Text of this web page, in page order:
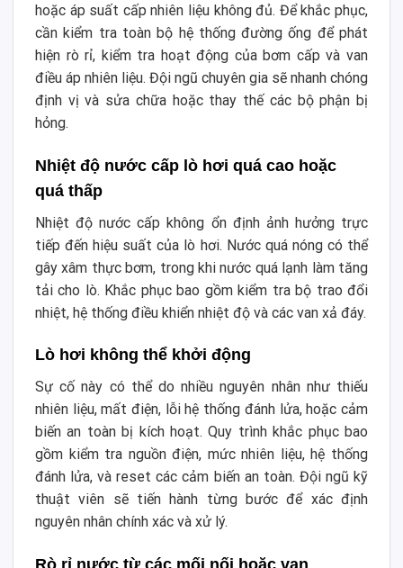
hoặc áp suất cấp nhiên liệu không đủ. Để khắc phục,
cần kiểm tra toàn bộ hệ thống đường ống để phát
hiện rò rỉ, kiểm tra hoạt động của bơm cấp và van
điều áp nhiên liệu. Đội ngũ chuyên gia sẽ nhanh chóng
định vị và sửa chữa hoặc thay thế các bộ phận bị
hỏng.
Nhiệt độ nước cấp lò hơi quá cao hoặc
quá thấp
Nhiệt độ nước cấp không ổn định ảnh hưởng trực
tiếp đến hiệu suất của lò hơi. Nước quá nóng có thể
gây xâm thực bơm, trong khi nước quá lạnh làm tăng
tải cho lò. Khắc phục bao gồm kiểm tra bộ trao đổi
nhiệt, hệ thống điều khiển nhiệt độ và các van xả đáy.
Lò hơi không thể khởi động
Sự cố này có thể do nhiều nguyên nhân như thiếu
nhiên liệu, mất điện, lỗi hệ thống đánh lửa, hoặc cảm
biến an toàn bị kích hoạt. Quy trình khắc phục bao
gồm kiểm tra nguồn điện, mức nhiên liệu, hệ thống
đánh lửa, và reset các cảm biến an toàn. Đội ngũ kỹ
thuật viên sẽ tiến hành từng bước để xác định
nguyên nhân chính xác và xử lý.